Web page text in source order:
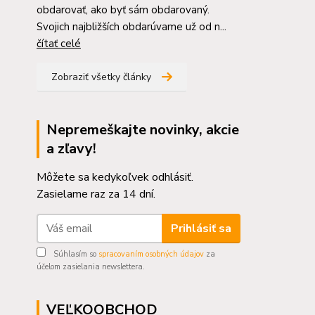
obdarovať, ako byť sám obdarovaný.
Svojich najbližších obdarúvame už od n...
čítať celé
Zobraziť všetky články
Nepremeškajte novinky, akcie
a zľavy!
Môžete sa kedykoľvek odhlásiť.
Zasielame raz za 14 dní.
Prihlásiť sa
Súhlasím so spracovaním osobných údajov za
účelom zasielania newslettera.
VEĽKOOBCHOD